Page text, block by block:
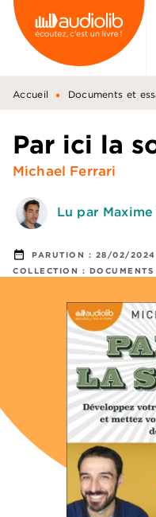
MENU
PIED DE PAGE
Accueil • Documents et
Par ici la
Michael Ferrari
Lu par
date_range PARUTION : 28/02/2024
COLLECTION :